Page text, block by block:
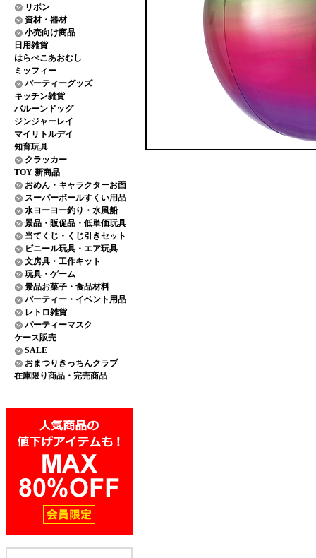
リボン
資材・器材
小売向け商品
日用雑貨
はらぺこあおむし
ミッフィー
パーティーグッズ
キッチン雑貨
バルーンドッグ
ジンジャーレイ
マイリトルデイ
知育玩具
クラッカー
TOY 新商品
おめん・キャラクターお面
スーパーボールすくい用品
水ヨーヨー釣り・水風船
景品・販促品・低単価玩具
当てくじ・くじ引きセット
ビニール玩具・エア玩具
文房具・工作キット
玩具・ゲーム
景品お菓子・食品材料
パーティー・イベント用品
レトロ雑貨
パーティーマスク
ケース販売
SALE
おまつりきっちんクラブ
在庫限り商品・完売商品